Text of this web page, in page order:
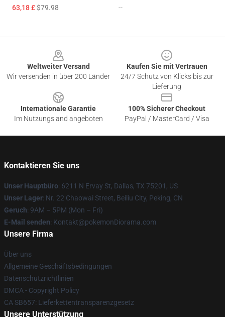
63,18 £$79.98 --
Weltweiter Versand
Wir versenden in über 200 Länder
Kaufen Sie mit Vertrauen
24/7 Schutz von Klicks bis zur
Lieferung
Internationale Garantie
Im Nutzungsland angeboten
100% Sicherer Checkout
PayPal / MasterCard / Visa
Kontaktieren Sie uns
Unser Hauptbüro: 6211 N Ervay St, Dallas, TX 75201, US
Unser Lager: Nr. 22 Chaowai Street, Beiliu City, Peking, CN
Geruch: 9AM – 5PM (Mon – Fri)
E-Mail senden: Kontakt@pokemonDiorama.com
Unsere Firma
Über uns
Allgemeine Geschäftsbedingungen
Datenschutzrichtlinien
DMCA - Copyright Policy
CA SB657: Lieferkettentransparenzgesetz
Unsere Unterstützung